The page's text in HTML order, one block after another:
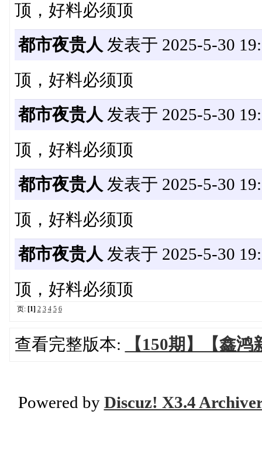
顶，好料必须顶
都市夜贵人 发表于 2025-5-30
顶，好料必须顶
都市夜贵人 发表于 2025-5-30
顶，好料必须顶
都市夜贵人 发表于 2025-5-30
顶，好料必须顶
都市夜贵人 发表于 2025-5-30
顶，好料必须顶
页: [1] 2 3 4 5 6
查看完整版本: 【150期】【鑫
Powered by Discuz! X3.4